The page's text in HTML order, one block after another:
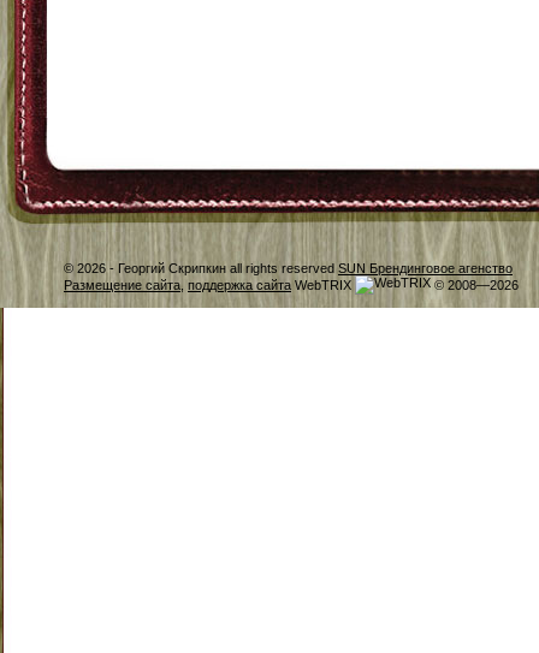
© 2026 - Георгий Скрипкин all rights reserved SUN Брендинговое агенство
Размещение сайта, поддержка сайта WebTRIX © 2008—2026